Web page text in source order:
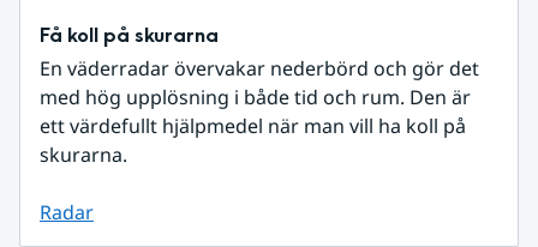
Få koll på skurarna
En väderradar övervakar nederbörd och gör det
med hög upplösning i både tid och rum. Den är
ett värdefullt hjälpmedel när man vill ha koll på
skurarna.
Radar